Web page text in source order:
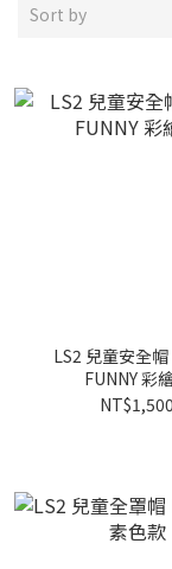
Sort by
LS2 兒童安全
FUNNY 彩
NT$1,500